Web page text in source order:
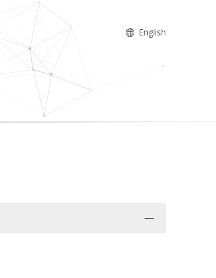
English